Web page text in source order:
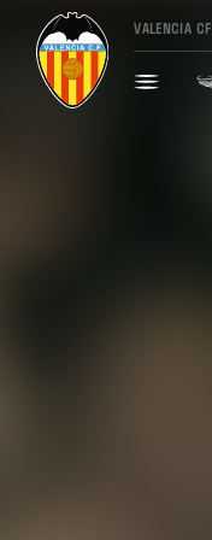
VALENCIA CF